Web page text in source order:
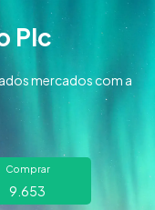
Plc
mercados com a
Comprar
9.653